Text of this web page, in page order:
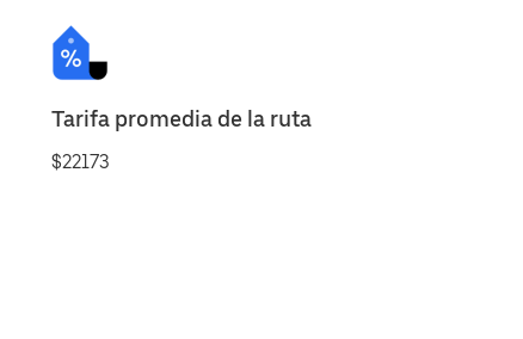
Tarifa promedia de la ruta
$22173